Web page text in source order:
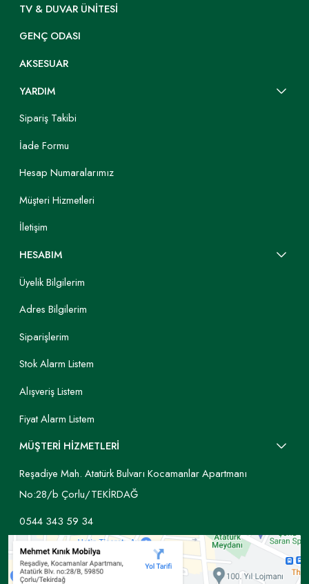
TV & DUVAR ÜNITESI
GENÇ ODASI
AKSESUAR
YARDIM
Sipariş Takibi
İade Formu
Hesap Numaralarımız
Müşteri Hizmetleri
İletişim
HESABIM
Üyelik Bilgilerim
Adres Bilgilerim
Siparişlerim
Stok Alarm Listem
Alışveriş Listem
Fiyat Alarm Listem
MÜŞTERİ HİZMETLERİ
Reşadiye Mah. Atatürk Bulvarı Kocamanlar Apartmanı
No:28/b Çorlu/TEKİRDAĞ
0544 343 59 34